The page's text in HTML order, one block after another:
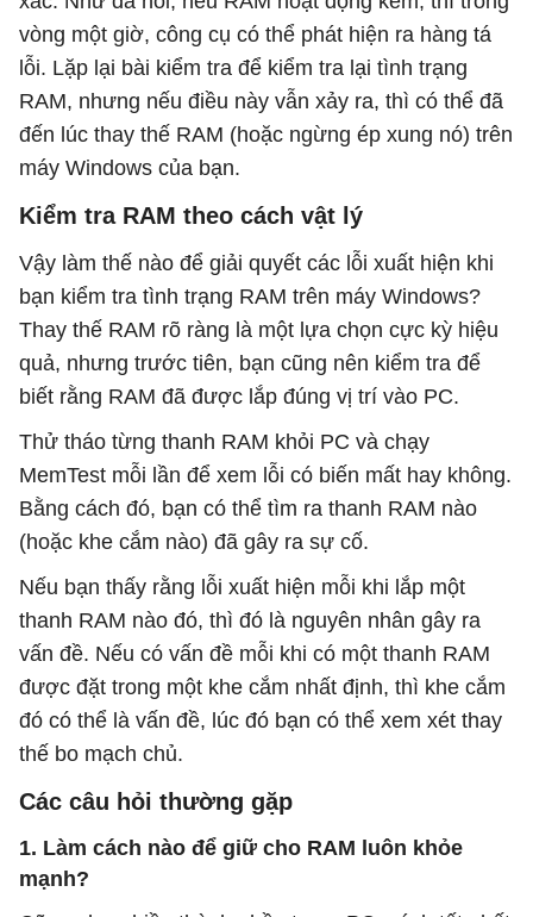
vòng một giờ, công cụ có thể phát hiện ra hàng tá
lỗi. Lặp lại bài kiểm tra để kiểm tra lại tình trạng
RAM, nhưng nếu điều này vẫn xảy ra, thì có thể đã
đến lúc thay thế RAM (hoặc ngừng ép xung nó) trên
máy Windows của bạn.
Kiểm tra RAM theo cách vật lý
Vậy làm thế nào để giải quyết các lỗi xuất hiện khi
bạn kiểm tra tình trạng RAM trên máy Windows?
Thay thế RAM rõ ràng là một lựa chọn cực kỳ hiệu
quả, nhưng trước tiên, bạn cũng nên kiểm tra để
biết rằng RAM đã được lắp đúng vị trí vào PC.
Thử tháo từng thanh RAM khỏi PC và chạy
MemTest mỗi lần để xem lỗi có biến mất hay không.
Bằng cách đó, bạn có thể tìm ra thanh RAM nào
(hoặc khe cắm nào) đã gây ra sự cố.
Nếu bạn thấy rằng lỗi xuất hiện mỗi khi lắp một
thanh RAM nào đó, thì đó là nguyên nhân gây ra
vấn đề. Nếu có vấn đề mỗi khi có một thanh RAM
được đặt trong một khe cắm nhất định, thì khe cắm
đó có thể là vấn đề, lúc đó bạn có thể xem xét thay
thế bo mạch chủ.
Các câu hỏi thường gặp
1. Làm cách nào để giữ cho RAM luôn khỏe
mạnh?